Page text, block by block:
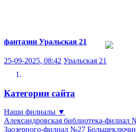
фантазии Уральская 21
25-09-2025, 08:42 Уральская 21
Категории сайта
Наши филиалы ▼
Александровская библиотека-филиал
Заозерного-филиал №27